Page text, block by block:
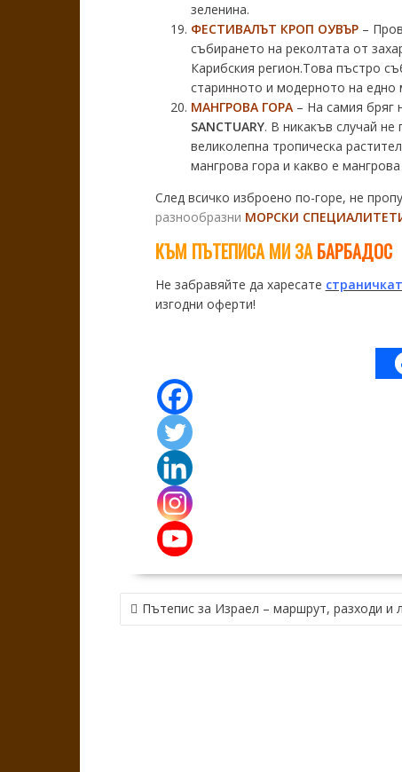
зеленина.
ФЕСТИВАЛЪТ КРОП ОУВЪР–
събирането на реколтата от
Карибския регион.Това пъстро
старинното и модерното на едно
МАНГРОВА ГОРА– На самия бряг
SANCTUARY. В никакъв случай не
великолепна тропическа
мангрова гора и какво е
След всичко изброено по-горе, не
разнообразни МОРСКИ
КЪМ ПЪТЕПИСА МИ ЗАБАРБАДОС
Не забравяйте да харесате
изгодни оферти!
НАВИГАЦИЯ
Пътепис за Израел – маршрут, разходи и